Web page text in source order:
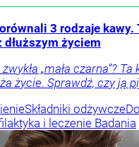
3 rodzaje kawy.
dłuższym życiem
„mała czarna”?
życie. Sprawdź, czy ją
Składniki odżywcze
i leczenie Badania